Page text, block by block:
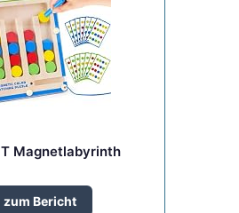
Magnetlabyrinth
zum Bericht